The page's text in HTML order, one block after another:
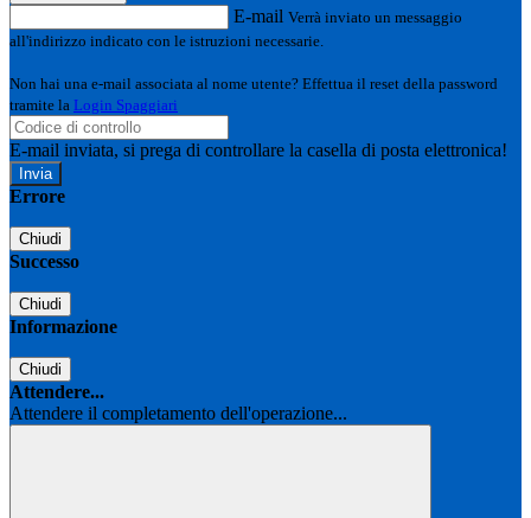
E-mail Verrà inviato un messaggio
all'indirizzo indicato con le istruzioni necessarie.
Non hai una e-mail associata al nome utente? Effettua il reset della password
tramite la Login Spaggiari
E-mail inviata, si prega di controllare la casella di posta elettronica!
Errore
Chiudi
Successo
Chiudi
Informazione
Chiudi
Attendere...
Attendere il completamento dell'operazione...